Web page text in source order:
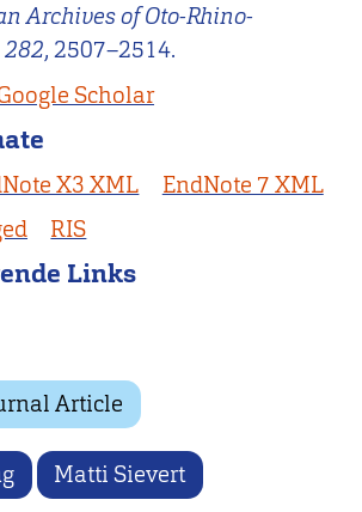
Archives of Oto-Rhino-
282, 2507–2514.
Scholar
X3 XML
EndNote 7 XML
RIS
Links
Article
Matti Sievert